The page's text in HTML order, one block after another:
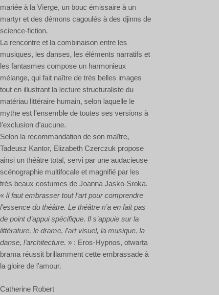
mariée à la Vierge, un bouc émissaire à un
martyr et des démons cagoulés à des djinns de
science-fiction.
La rencontre et la combinaison entre les
musiques, les danses, les éléments narratifs et
les fantasmes compose un harmonieux
mélange, qui fait naître de très belles images
tout en illustrant la lecture structuraliste du
matériau littéraire humain, selon laquelle le
mythe est l’ensemble de toutes ses versions à
l’exclusion d’aucune.
Selon la recommandation de son maître,
Tadeusz Kantor, Elizabeth Czerczuk propose
ainsi un théâtre total, servi par une audacieuse
scénographie multifocale et magnifié par les
très beaux costumes de Joanna Jasko-Sroka.
« Il faut embrasser tout l’art pour comprendre
l’essence du théâtre. Le théâtre n’a en fait pas
de point d’appui spécifique. Il s’appuie sur la
littérature, le drame, l’art visuel, la musique, la
danse, l’architecture. » : Eros-Hypnos, otwarta
brama réussit brillamment cette embrassade à
la gloire de l’amour.
Catherine Robert